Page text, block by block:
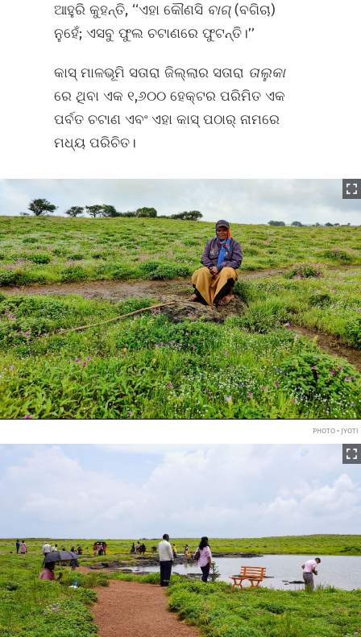
ଆହୁରି କୁହନ୍ତି, ‘‘ଏହା କୌଣସି ବାଗ୍‌(ବଗିଚା)
ନୁହେଁ; ଏସବୁ ଫୁଲ ଚଟାଣରେ ଫୁଟନ୍ତି।’’
କାସ୍‌ ମାଳଭୂମି ସତାରା ଜିଲ୍ଲାର ସତାରା ତାଲୁକା
ରେ ଥିବା ଏକ ୧,୬୦୦ ହେକ୍ଟର ପରିମିତ ଏକ
ପର୍ବତ ଚଟାଣ ଏବଂ ଏହା କାସ୍‌ ପଠାର୍‌ ନାମରେ
ମଧ୍ୟ ପରିଚିତ।
PHOTO • JYOTI